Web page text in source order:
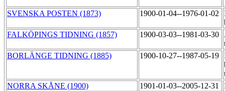
SVENSKA POSTEN (1873) 1900-01-04--1976-01-02
FALKÖPINGS TIDNING (1857)
1900-03-03--1981-03-30
BORLÄNGE TIDNING (1885)
1900-10-27--1987-05-19
NORRA SKÅNE (1900)
1901-01-03--2005-12-31